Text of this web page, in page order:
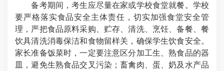
备考期间，考生应尽量在家或学校食堂就餐。学校
要严格落实食品安全主体责任，切实加强食堂安全管
理，严把食品原料采购、贮存、清洗、烹饪、备餐、餐
饮具清洗消毒保洁和食物留样关，确保学生饮食安全。
家长准备饭菜时，一定要注意区分加工生、熟食品的器
皿，避免生熟食品交叉污染；畜禽肉、蛋、奶及水产品